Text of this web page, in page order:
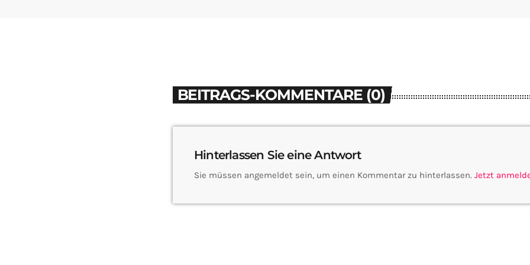
BEITRAGS-KOMMENTARE (0)
Hinterlassen Sie eine Antwort
Sie müssen angemeldet sein, um einen Kommentar zu hinterlassen. Jetzt